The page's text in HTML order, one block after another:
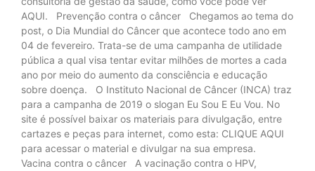
AQUI. Prevenção contra o câncer Chegamos ao tema do
post, o Dia Mundial do Câncer que acontece todo ano em
04 de fevereiro. Trata-se de uma campanha de utilidade
pública a qual visa tentar evitar milhões de mortes a cada
ano por meio do aumento da consciência e educação
sobre doença. O Instituto Nacional de Câncer (INCA) traz
para a campanha de 2019 o slogan Eu Sou E Eu Vou. No
site é possível baixar os materiais para divulgação, entre
cartazes e peças para internet, como esta: CLIQUE AQUI
para acessar o material e divulgar na sua empresa.
Vacina contra o câncer A vacinação contra o HPV,